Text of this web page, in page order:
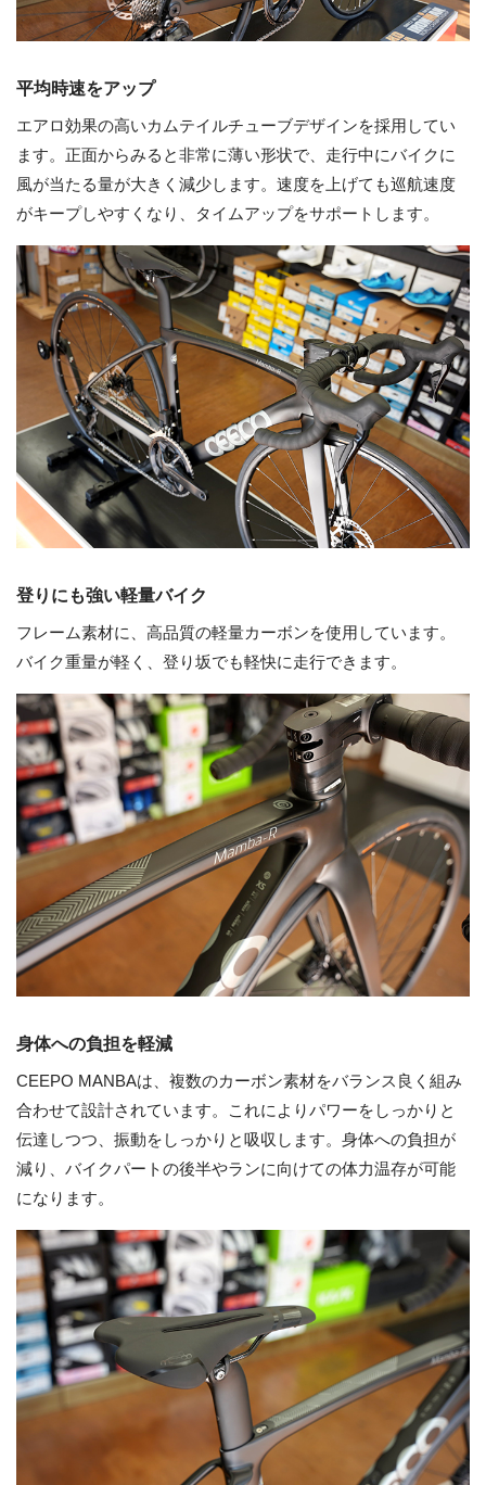
平均時速をアップ
エアロ効果の高いカムテイルチューブデザインを採用してい
ます。正面からみると非常に薄い形状で、走行中にバイクに
風が当たる量が大きく減少します。速度を上げても巡航速度
がキープしやすくなり、タイムアップをサポートします。
登りにも強い軽量バイク
フレーム素材に、高品質の軽量カーボンを使用しています。
バイク重量が軽く、登り坂でも軽快に走行できます。
身体への負担を軽減
CEEPO MANBAは、複数のカーボン素材をバランス良く組み
合わせて設計されています。これによりパワーをしっかりと
伝達しつつ、振動をしっかりと吸収します。身体への負担が
減り、バイクパートの後半やランに向けての体力温存が可能
になります。